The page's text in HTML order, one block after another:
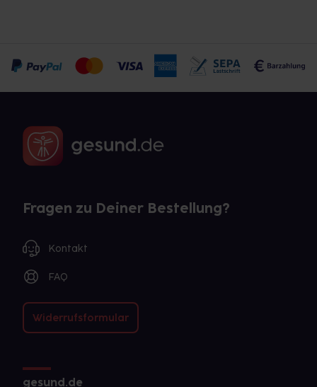
Fragen zu Deiner Bestellung?
Kontakt
FAQ
Widerrufsformular
gesund.de